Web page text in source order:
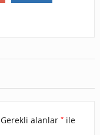
Gerekli alanlar *ile